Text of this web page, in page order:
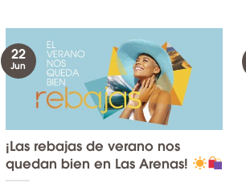
¡Las rebajas de verano nos
quedan bien en Las Arenas!
22
Jun